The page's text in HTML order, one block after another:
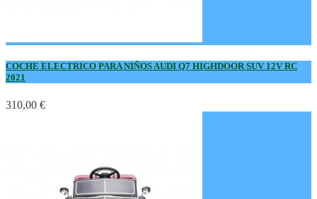
COCHE ELECTRICO PARA NIÑOS AUDI Q7 HIGHDOOR SUV 12V RC
2021
310,00 €